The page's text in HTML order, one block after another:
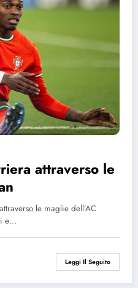
attraverso le
le maglie dell’AC
e…
Leggi Il Seguito